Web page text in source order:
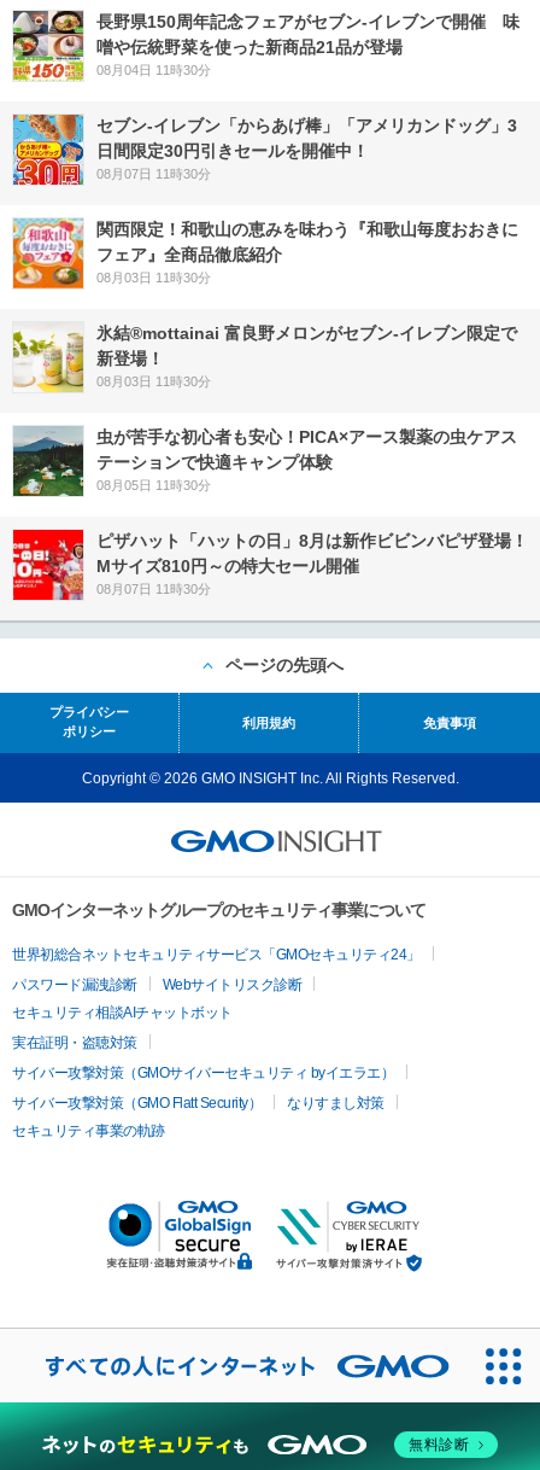
長野県150周年記念フェアがセブン-イレブンで開催 味
噌や伝統野菜を使った新商品21品が登場
08月04日 11時30分
セブン‐イレブン「からあげ棒」「アメリカンドッグ」3
日間限定30円引きセールを開催中！
08月07日 11時30分
関西限定！和歌山の恵みを味わう『和歌山毎度おおきに
フェア』全商品徹底紹介
08月03日 11時30分
氷結®mottainai 富良野メロンがセブン‐イレブン限定で
新登場！
08月03日 11時30分
虫が苦手な初心者も安心！PICA×アース製薬の虫ケアス
テーションで快適キャンプ体験
08月05日 11時30分
ピザハット「ハットの日」8月は新作ビビンバピザ登場！
Mサイズ810円～の特大セール開催
08月07日 11時30分
ページの先頭へ
プライバシー
ポリシー
利用規約 免責事項
Copyright © 2026 GMO INSIGHT Inc. All Rights Reserved.
GMOインターネットグループのセキュリティ事業について
世界初総合ネットセキュリティサービス「GMOセキュリティ24」
パスワード漏洩診断
Webサイトリスク診断
セキュリティ相談AIチャットボット
実在証明・盗聴対策
サイバー攻撃対策（GMOサイバーセキュリティ byイエラエ）
サイバー攻撃対策（GMO Flatt Security）
なりすまし対策
セキュリティ事業の軌跡
無料診断